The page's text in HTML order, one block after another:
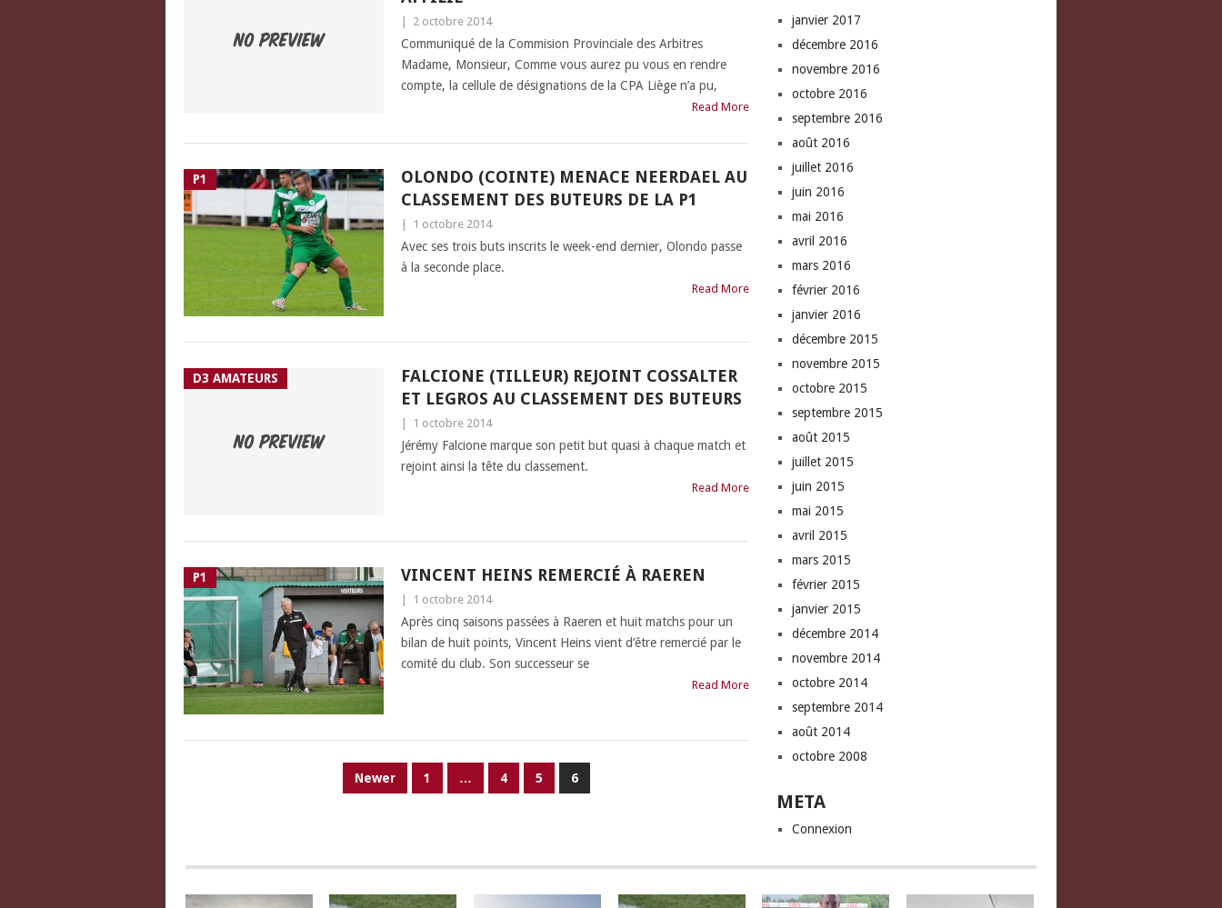
2 octobre 2014
Communiqué de la Commision Provinciale des Arbitres
Madame, Monsieur, Comme vous aurez pu vous en rendre
compte, la cellule de désignations de la CPA Liège n’a pu,
Read More
P1
OLONDO (COINTE) MENACE NEERDAEL AU
CLASSEMENT DES BUTEURS DE LA P1
1 octobre 2014
Avec ses trois buts inscrits le week-end dernier, Olondo passe
à la seconde place.
Read More
D3 AMATEURS
FALCIONE (TILLEUR) REJOINT COSSALTER
ET LEGROS AU CLASSEMENT DES BUTEURS
1 octobre 2014
Jérémy Falcione marque son petit but quasi à chaque match et
rejoint ainsi la tête du classement.
Read More
P1 VINCENT HEINS REMERCIÉ À RAEREN
1 octobre 2014
Après cinq saisons passées à Raeren et huit matchs pour un
bilan de huit points, Vincent Heins vient d’être remercié par le
comité du club. Son successeur se
Read More
Newer 1 … 4 5 6
janvier 2017
décembre 2016
novembre 2016
octobre 2016
septembre 2016
août 2016
juillet 2016
juin 2016
mai 2016
avril 2016
mars 2016
février 2016
janvier 2016
décembre 2015
novembre 2015
octobre 2015
septembre 2015
août 2015
juillet 2015
juin 2015
mai 2015
avril 2015
mars 2015
février 2015
janvier 2015
décembre 2014
novembre 2014
octobre 2014
septembre 2014
août 2014
octobre 2008
META
Connexion